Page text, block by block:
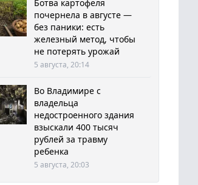
Ботва картофеля
почернела в августе —
без паники: есть
железный метод, чтобы
не потерять урожай
5 августа, 20:14
Во Владимире с
владельца
недостроенного здания
взыскали 400 тысяч
рублей за травму
ребенка
5 августа, 20:03